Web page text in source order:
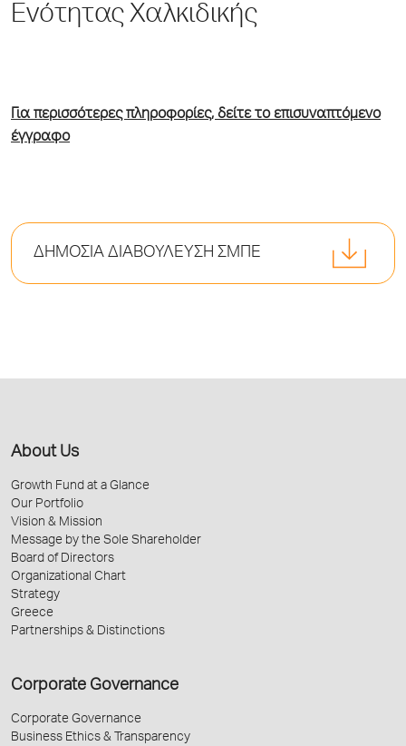
Ενότητας Χαλκιδικής
Για περισσότερες πληροφορίες, δείτε το επισυναπτόμενο
έγγραφο
ΔΗΜΟΣΙΑ ΔΙΑΒΟΥΛΕΥΣΗ ΣΜΠΕ
About Us
Growth Fund at a Glance
Our Portfolio
Vision & Mission
Message by the Sole Shareholder
Board of Directors
Organizational Chart
Strategy
Greece
Partnerships & Distinctions
Corporate Governance
Corporate Governance
Business Ethics & Transparency